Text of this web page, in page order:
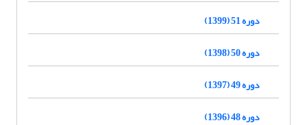
دوره 51 (1399)
دوره 50 (1398)
دوره 49 (1397)
دوره 48 (1396)